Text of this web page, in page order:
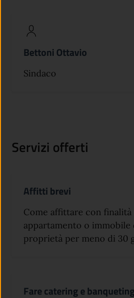
Bettoni Ottavio
Sindaco
Servizi offerti
Affitti brevi
Come affittare con
appartamento o immobile
proprietà per meno di 30
Fare catering e banqueting